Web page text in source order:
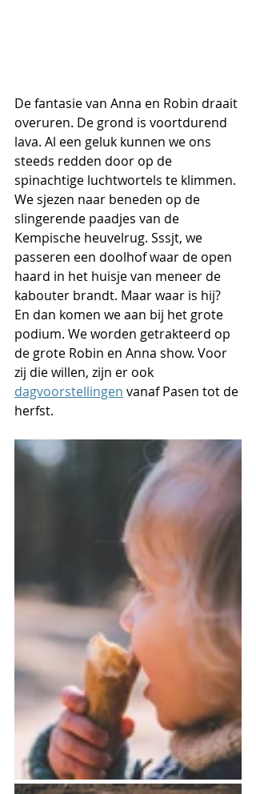
De fantasie van Anna en Robin draait
overuren. De grond is voortdurend
lava. Al een geluk kunnen we ons
steeds redden door op de
spinachtige luchtwortels te klimmen.
We sjezen naar beneden op de
slingerende paadjes van de
Kempische heuvelrug. Sssjt, we
passeren een doolhof waar de open
haard in het huisje van meneer de
kabouter brandt. Maar waar is hij?
En dan komen we aan bij het grote
podium. We worden getrakteerd op
de grote Robin en Anna show. Voor
zij die willen, zijn er ook
dagvoorstellingen vanaf Pasen tot de
herfst.